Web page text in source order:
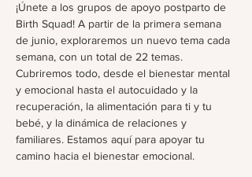
¡Únete a los grupos de apoyo postparto de
Birth Squad! A partir de la primera semana
de junio, exploraremos un nuevo tema cada
semana, con un total de 22 temas.
Cubriremos todo, desde el bienestar mental
y emocional hasta el autocuidado y la
recuperación, la alimentación para ti y tu
bebé, y la dinámica de relaciones y
familiares. Estamos aquí para apoyar tu
camino hacia el bienestar emocional.